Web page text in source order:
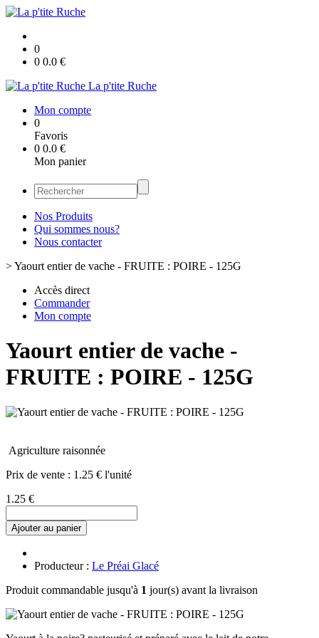
0
0 0.0 €
La p'tite Ruche
Mon compte
0
Favoris
0 0.0 €
Mon panier
Nos Produits
Qui sommes nous?
Nous contacter
>Yaourt entier de vache - FRUITE : POIRE - 125G
Accès direct
Commander
Mon compte
Yaourt entier de vache -
FRUITE : POIRE - 125G
Agriculture raisonnée
Prix de vente : 1.25 € l'unité
1.25 €
Ajouter au panier
Producteur : Le Préai Glacé
Produit commandable jusqu'à 1 jour(s) avant la livraison